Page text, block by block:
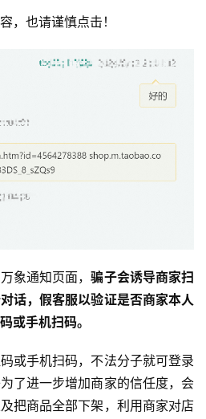
，也请谨慎点击！
象通知页面，骗子会诱导商家扫
话，假客服以验证是否商家本人
或手机扫码。
或手机扫码，不法分子就可登录
了进一步增加商家的信任度，会
把商品全部下架，利用商家对店